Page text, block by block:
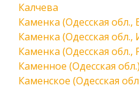
Калчева
Каменка (Одесская обл.,
Каменка (Одесская
Каменка (Одесская обл.,
Каменное (Одесская обл.)
Каменское (Одесская